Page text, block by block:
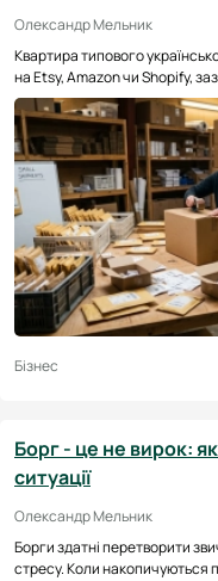
Олександр Мельник
Квартира типового
на Etsy, Amazon чи Shopify,
Бізнес
Борг - це не вирок: як
ситуації
Олександр Мельник
Борги здатні перетворити
стресу. Коли накопичуються